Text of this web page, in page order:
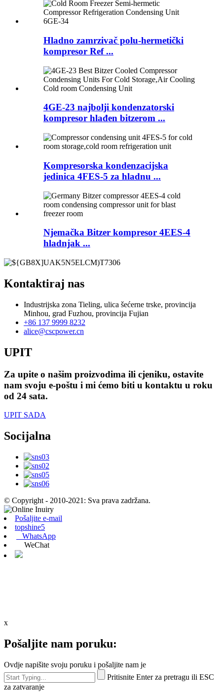
Hladno zamrzivač polu-hermetički
kompresor Ref ...
4GE-23 najbolji kondenzatorski
kompresor hlađen bitzerom ...
Kompresorska kondenzacijska
jedinica 4FES-5 za hladnu ...
Njemačka Bitzer kompresor 4EES-4
hladnjak ...
Kontaktiraj nas
Industrijska zona Tieling, ulica šećerne trske, provincija
Minhou, grad Fuzhou, provincija Fujian
+86 137 9999 8232
alice@cscpower.cn
UPIT
Za upite o našim proizvodima ili cjeniku, ostavite
nam svoju e-poštu i mi ćemo biti u kontaktu u roku
od 24 sata.
UPIT SADA
Socijalna
© Copyright - 2010-2021: Sva prava zadržana.
Pošaljite e-mail
topshine5
WhatsApp
WeChat
x
Pošaljite nam poruku:
Ovdje napišite svoju poruku i pošaljite nam je
Pritisnite Enter za pretragu ili ESC
za zatvaranje